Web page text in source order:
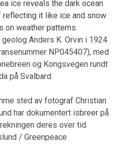
Anders K. Orvin i 1924
NP045407), med
og Kongsvegen rundt
på Svalbard.
sted av fotograf Christian
har dokumentert isbreer på
deres over tid.
/ Greenpeace